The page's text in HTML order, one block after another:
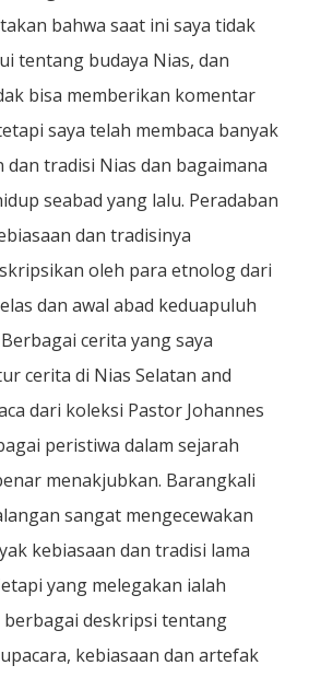
bahwa saat ini saya tidak
tentang budaya Nias, dan
bisa memberikan komentar
saya telah membaca banyak
tradisi Nias dan bagaimana
seabad yang lalu. Peradaban
dan tradisinya
oleh para etnolog dari
dan awal abad keduapuluh
cerita yang saya
cerita di Nias Selatan and
dari koleksi Pastor Johannes
peristiwa dalam sejarah
menakjubkan. Barangkali
sangat mengecewakan
kebiasaan dan tradisi lama
yang melegakan ialah
berbagai deskripsi tentang
kebiasaan dan artefak